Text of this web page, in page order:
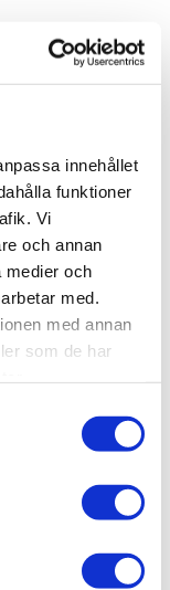
innehållet
funktioner
Vi
och annan
medier och
med.
med annan
som de har
JUST NU!